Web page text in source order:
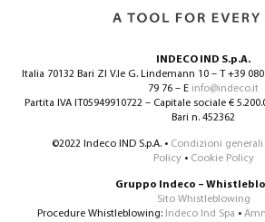
INDECO IND S.p.A.
Italia 70132 Bari ZI V.le G. Lindemann 10 – T +39
79 76 – E info@indeco.it
Partita IVA IT05949910722 – Capitale sociale €
Bari n. 452362
©2022 Indeco IND S.p.A. • Condizioni
Policy• Cookie Policy
Gruppo Indeco –
Sito Whistleblowing
Procedure Whistleblowing: Indeco Ind Spa •